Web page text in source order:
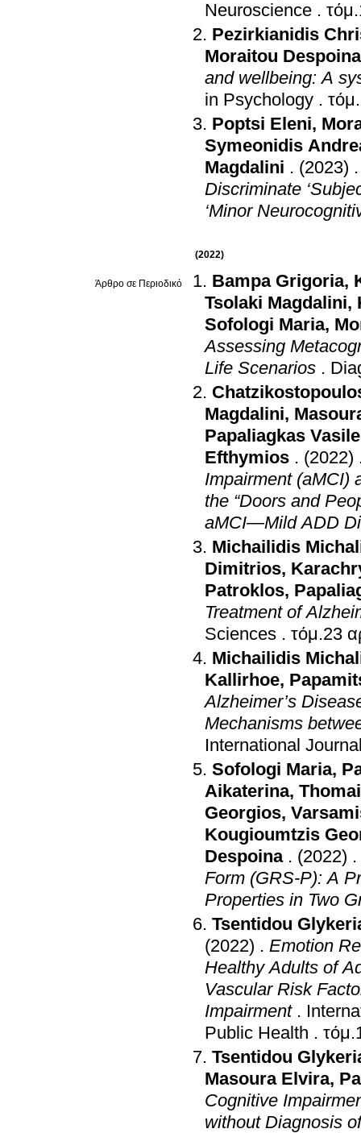
Neuroscience .
Pezirkianidis
Moraitou Despoina
and wellbeing: A
in Psychology .
Poptsi Eleni,
Symeonidis
Magdalini . (2023)
Discriminate
‘Minor
(2022)
Άρθρο σε Περιοδικό Bampa Grigoria,
Tsolaki Magdalini,
Sofologi Maria,
Assessing
Life Scenarios .
Magdalini,
Papaliagkas
Efthymios . (2022)
Impairment (aMCI)
the “Doors and
aMCI—Mild ADD
Michailidis
Dimitrios,
Patroklos,
Treatment of
Sciences .
Michailidis
Kallirhoe,
Alzheimer’s
Mechanisms
International
Sofologi Maria,
Aikaterina,
Georgios,
Kougioumtzis
Despoina . (2022) .
Form (GRS-P): A
Properties in Two
Tsentidou
(2022) . Emotion
Healthy Adults of
Vascular Risk
Impairment .
Public Health .
Tsentidou
Masoura Elvira,
Cognitive
without Diagnosis